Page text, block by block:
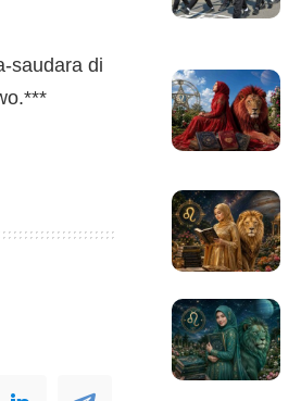
saudara di